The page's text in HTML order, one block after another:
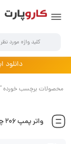
دانلود
محصولات برچسب خورده “واتر
واتر پمپ 206 چیست